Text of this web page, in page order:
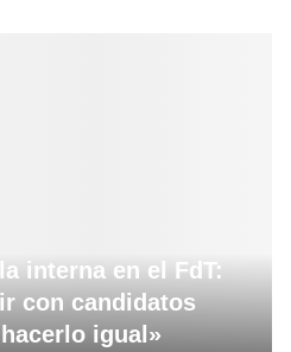
interna en el FdT:
con candidatos
igual»